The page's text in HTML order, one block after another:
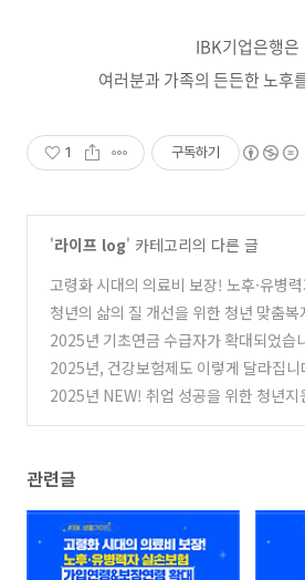
IBK기업은행은
여러분과 가족의 든든한 노후
1 구독하기
'라이프 log' 카테고리의 다른 글
고령화 시대의 의료비 보장! 노후·유병
보험 가입연령&보장연령 확대!
(0)
청년의 삶의 질 개선을 위한 청년 맞춤복
(0)
2025년 기초연금 수급자가 확대되었습
2025년, 건강보험제도 이렇게 달라집니
2025년 NEW! 취업 성공을 위한 청년지
관련글